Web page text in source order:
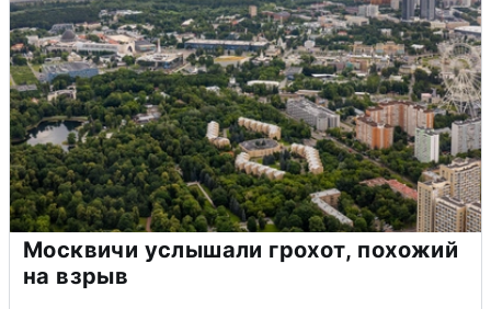
Москвичи услышали грохот, похожий
на взрыв